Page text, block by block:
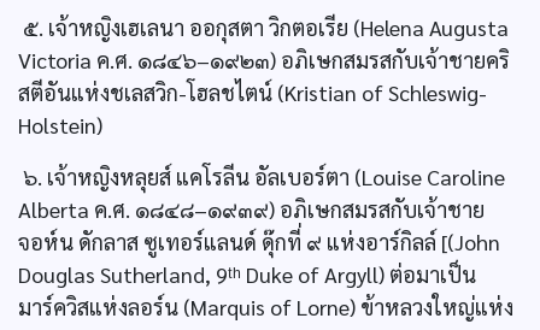
๕. เจ้าหญิงเฮเลนา ออกุสตา วิกตอเรีย (Helena Augusta
Victoria ค.ศ. ๑๘๔๖–๑๙๒๓) อภิเษกสมรสกับเจ้าชายคริ
สตีอันแห่งชเลสวิก-โฮลชไตน์ (Kristian of Schleswig-
Holstein)
๖. เจ้าหญิงหลุยส์ แคโรลีน อัลเบอร์ตา (Louise Caroline
Alberta ค.ศ. ๑๘๔๘–๑๙๓๙) อภิเษกสมรสกับเจ้าชาย
จอห์น ดักลาส ซูเทอร์แลนด์ ดุ๊กที่ ๙ แห่งอาร์กิลล์ [(John
Douglas Sutherland, 9ᵗʰ Duke of Argyll) ต่อมาเป็น
มาร์ควิสแห่งลอร์น (Marquis of Lorne) ข้าหลวงใหญ่แห่ง